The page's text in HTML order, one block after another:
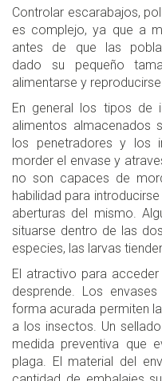
Controlar escarabajos,
es complejo, ya que a
antes de que las
dado su pequeño
alimentarse y
En general los tipos de
alimentos almacenados
los penetradores y los
morder el envase y
no son capaces de
habilidad para
aberturas del mismo.
situarse dentro de las
especies, las larvas
El atractivo para
desprende. Los
forma acurada permiten
a los insectos. Un
medida preventiva que
plaga. El material del